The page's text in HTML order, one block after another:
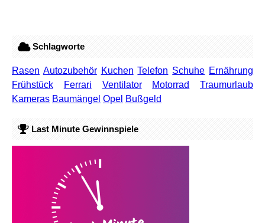
Schlagworte
Rasen Autozubehör Kuchen Telefon Schuhe Ernährung
Frühstück
Ferrari Ventilator Motorrad
Traumurlaub
Kameras Baumängel Opel Bußgeld
Last Minute Gewinnspiele